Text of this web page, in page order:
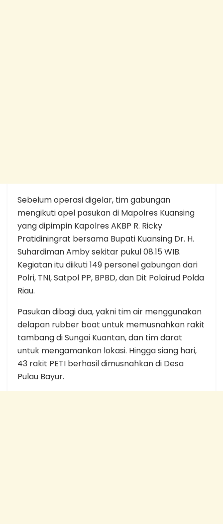
Sebelum operasi digelar, tim gabungan
mengikuti apel pasukan di Mapolres Kuansing
yang dipimpin Kapolres AKBP R. Ricky
Pratidiningrat bersama Bupati Kuansing Dr. H.
Suhardiman Amby sekitar pukul 08.15 WIB.
Kegiatan itu diikuti 149 personel gabungan dari
Polri, TNI, Satpol PP, BPBD, dan Dit Polairud Polda
Riau.
Pasukan dibagi dua, yakni tim air menggunakan
delapan rubber boat untuk memusnahkan rakit
tambang di Sungai Kuantan, dan tim darat
untuk mengamankan lokasi. Hingga siang hari,
43 rakit PETI berhasil dimusnahkan di Desa
Pulau Bayur.